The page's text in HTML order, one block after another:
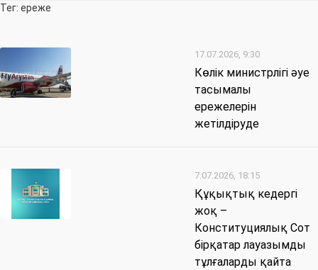
Тег: ереже
17.07.2026, 9:30
Көлік министрлігі әуе
тасымалы
ережелерін
жетілдіруде
7.07.2026, 18:15
Құқықтық кедергі
жоқ –
Конституциялық Сот
бірқатар лауазымды
тұлғаларды қайта